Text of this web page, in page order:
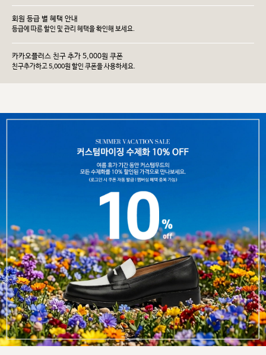
회원 등급 별 혜택 안내
등급에 따른 할인 및 관리 헤택을 확인해 보세요.
카카오플러스 친구 추가 5,000원 쿠폰
친구추가하고 5,000원 할인 쿠폰을 사용하세요.